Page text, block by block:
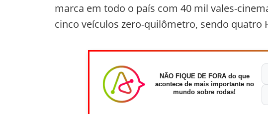
marca em todo o país com 40 mil vales-
cinco veículos zero-quilômetro, sendo quatro
NÃO FIQUE DE FORA do que
acontece de mais importante no
mundo sobre rodas!